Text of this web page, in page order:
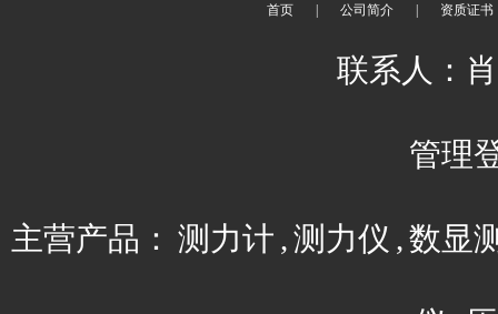
首页 公司简介 资质证书
联系人：
管理
主营产品： 测力计 , 测力仪 , 数显